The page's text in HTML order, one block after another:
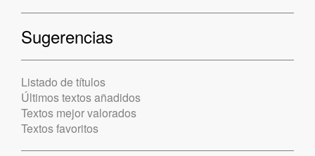
Sugerencias
Listado de títulos
Últimos textos añadidos
Textos mejor valorados
Textos favoritos